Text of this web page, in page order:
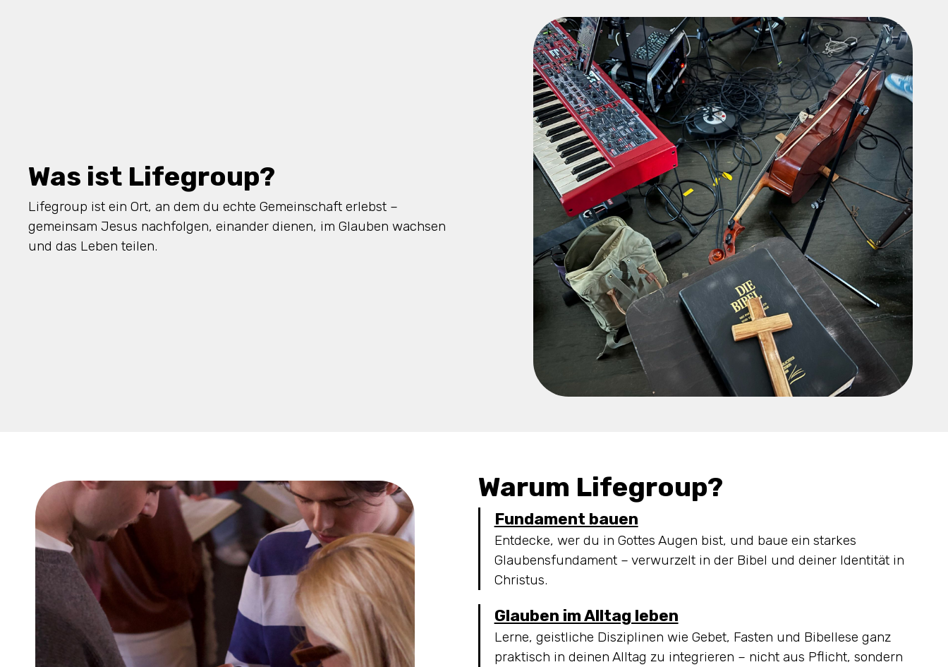
Was ist Lifegroup?
Lifegroup ist ein Ort, an dem du echte Gemeinschaft erlebst –
gemeinsam Jesus nachfolgen, einander dienen, im Glauben wachsen
und das Leben teilen.
Warum Lifegroup?
Fundament bauen
Entdecke, wer du in Gottes Augen bist, und baue ein starkes
Glaubensfundament – verwurzelt in der Bibel und deiner Identität in
Christus.
Glauben im Alltag leben
Lerne, geistliche Disziplinen wie Gebet, Fasten und Bibellese ganz
praktisch in deinen Alltag zu integrieren – nicht aus Pflicht, sondern